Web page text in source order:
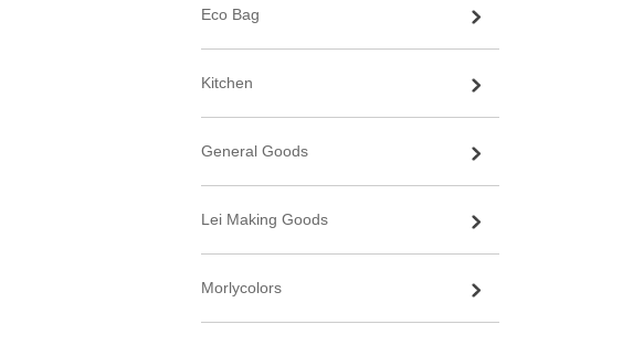
Eco Bag
Kitchen
General Goods
Lei Making Goods
Morlycolors